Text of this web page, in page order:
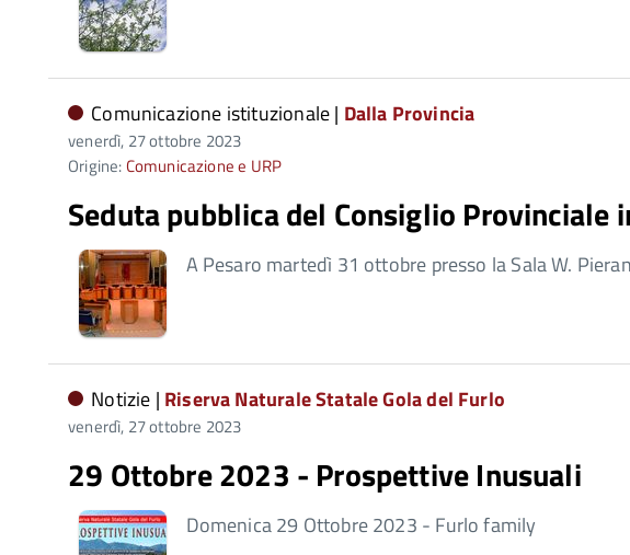
Comunicazione istituzionale | Dalla Provincia
venerdì, 27 ottobre 2023
Origine: Comunicazione e URP
Seduta pubblica del Consiglio Provinciale
A Pesaro martedì 31 ottobre presso la Sala W.
Notizie | Riserva Naturale Statale Gola del Furlo
venerdì, 27 ottobre 2023
29 Ottobre 2023 - Prospettive Inusuali
Domenica 29 Ottobre 2023 - Furlo family